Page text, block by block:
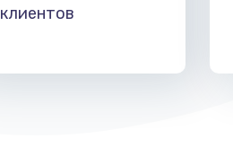
клиентов